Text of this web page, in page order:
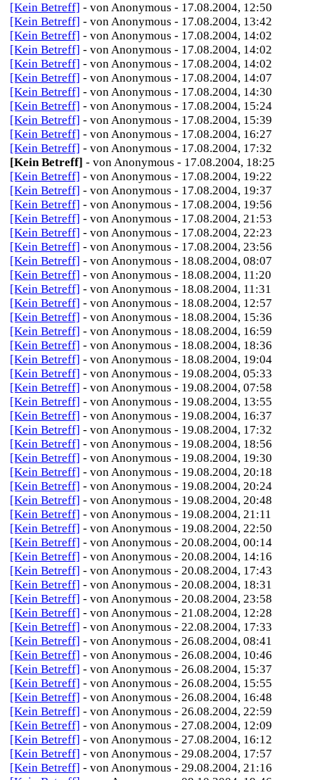
[Kein Betreff] - von Anonymous - 17.08.2004, 12:50
[Kein Betreff] - von Anonymous - 17.08.2004, 13:42
[Kein Betreff] - von Anonymous - 17.08.2004, 14:02
[Kein Betreff] - von Anonymous - 17.08.2004, 14:02
[Kein Betreff] - von Anonymous - 17.08.2004, 14:02
[Kein Betreff] - von Anonymous - 17.08.2004, 14:07
[Kein Betreff] - von Anonymous - 17.08.2004, 14:30
[Kein Betreff] - von Anonymous - 17.08.2004, 15:24
[Kein Betreff] - von Anonymous - 17.08.2004, 15:39
[Kein Betreff] - von Anonymous - 17.08.2004, 16:27
[Kein Betreff] - von Anonymous - 17.08.2004, 17:32
[Kein Betreff] - von Anonymous - 17.08.2004, 18:25
[Kein Betreff] - von Anonymous - 17.08.2004, 19:22
[Kein Betreff] - von Anonymous - 17.08.2004, 19:37
[Kein Betreff] - von Anonymous - 17.08.2004, 19:56
[Kein Betreff] - von Anonymous - 17.08.2004, 21:53
[Kein Betreff] - von Anonymous - 17.08.2004, 22:23
[Kein Betreff] - von Anonymous - 17.08.2004, 23:56
[Kein Betreff] - von Anonymous - 18.08.2004, 08:07
[Kein Betreff] - von Anonymous - 18.08.2004, 11:20
[Kein Betreff] - von Anonymous - 18.08.2004, 11:31
[Kein Betreff] - von Anonymous - 18.08.2004, 12:57
[Kein Betreff] - von Anonymous - 18.08.2004, 15:36
[Kein Betreff] - von Anonymous - 18.08.2004, 16:59
[Kein Betreff] - von Anonymous - 18.08.2004, 18:36
[Kein Betreff] - von Anonymous - 18.08.2004, 19:04
[Kein Betreff] - von Anonymous - 19.08.2004, 05:33
[Kein Betreff] - von Anonymous - 19.08.2004, 07:58
[Kein Betreff] - von Anonymous - 19.08.2004, 13:55
[Kein Betreff] - von Anonymous - 19.08.2004, 16:37
[Kein Betreff] - von Anonymous - 19.08.2004, 17:32
[Kein Betreff] - von Anonymous - 19.08.2004, 18:56
[Kein Betreff] - von Anonymous - 19.08.2004, 19:30
[Kein Betreff] - von Anonymous - 19.08.2004, 20:18
[Kein Betreff] - von Anonymous - 19.08.2004, 20:24
[Kein Betreff] - von Anonymous - 19.08.2004, 20:48
[Kein Betreff] - von Anonymous - 19.08.2004, 21:11
[Kein Betreff] - von Anonymous - 19.08.2004, 22:50
[Kein Betreff] - von Anonymous - 20.08.2004, 00:14
[Kein Betreff] - von Anonymous - 20.08.2004, 14:16
[Kein Betreff] - von Anonymous - 20.08.2004, 17:43
[Kein Betreff] - von Anonymous - 20.08.2004, 18:31
[Kein Betreff] - von Anonymous - 20.08.2004, 23:58
[Kein Betreff] - von Anonymous - 21.08.2004, 12:28
[Kein Betreff] - von Anonymous - 22.08.2004, 17:33
[Kein Betreff] - von Anonymous - 26.08.2004, 08:41
[Kein Betreff] - von Anonymous - 26.08.2004, 10:46
[Kein Betreff] - von Anonymous - 26.08.2004, 15:37
[Kein Betreff] - von Anonymous - 26.08.2004, 15:55
[Kein Betreff] - von Anonymous - 26.08.2004, 16:48
[Kein Betreff] - von Anonymous - 26.08.2004, 22:59
[Kein Betreff] - von Anonymous - 27.08.2004, 12:09
[Kein Betreff] - von Anonymous - 27.08.2004, 16:12
[Kein Betreff] - von Anonymous - 29.08.2004, 17:57
[Kein Betreff] - von Anonymous - 29.08.2004, 21:16